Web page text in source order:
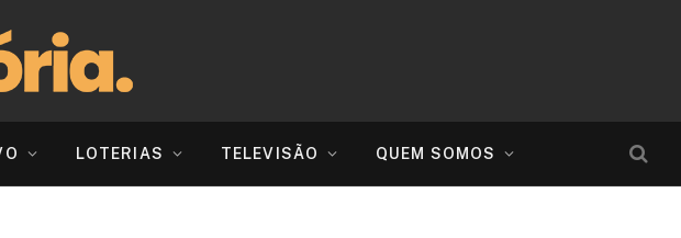
LOTERIAS TELEVISÃO QUEM SOMOS